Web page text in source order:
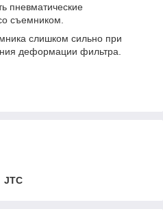
пневматические
съемником.
слишком сильно при
деформации фильтра.
JTC